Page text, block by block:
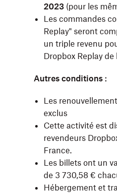
2023 (pour les
Les commandes
Replay" seront
un triple revenu
Dropbox Replay
Autres conditions :
Les
exclus
Cette activité est
revendeurs
France.
Les billets ont un
de 3 730,58 €
Hébergement et